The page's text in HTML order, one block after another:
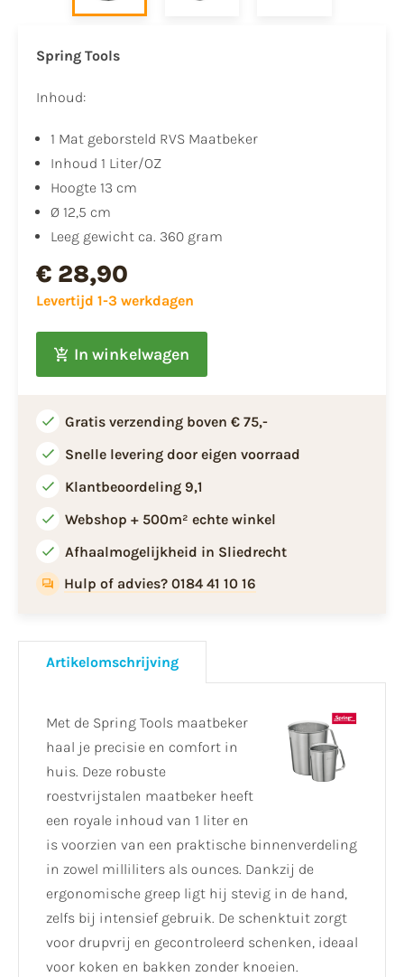
Spring Tools
Inhoud:
​1 Mat geborsteld RVS Maatbeker
Inhoud 1 Liter/OZ
Hoogte 13 cm
Ø 12,5 cm
Leeg gewicht ca. 360 gram
€ 28,90
Levertijd 1-3 werkdagen
In winkelwagen
Gratis verzending boven € 75,-
Snelle levering door eigen voorraad
Klantbeoordeling 9,1
Webshop + 500m² echte winkel
Afhaalmogelijkheid in Sliedrecht
Hulp of advies? 0184 41 10 16
Artikelomschrijving
Met de Spring Tools maatbeker
haal je precisie en comfort in
huis. Deze robuste
roestvrijstalen maatbeker heeft
een royale inhoud van 1 liter en
is voorzien van een praktische binnenverdeling
in zowel milliliters als ounces. Dankzij de
ergonomische greep ligt hij stevig in de hand,
zelfs bij intensief gebruik. De schenktuit zorgt
voor drupvrij en gecontroleerd schenken, ideaal
voor koken en bakken zonder knoeien.